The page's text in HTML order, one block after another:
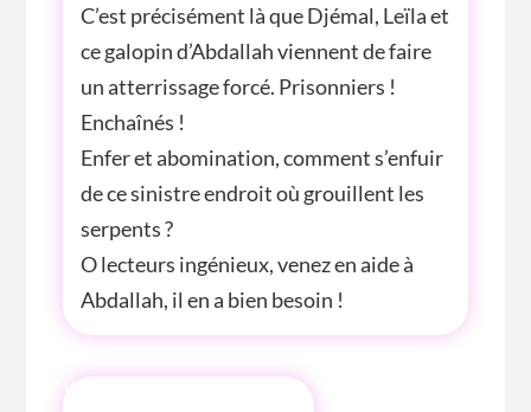
C’est précisément là que Djémal, Leïla et
ce galopin d’Abdallah viennent de faire
un atterrissage forcé. Prisonniers !
Enchaînés !
Enfer et abomination, comment s’enfuir
de ce sinistre endroit où grouillent les
serpents ?
O lecteurs ingénieux, venez en aide à
Abdallah, il en a bien besoin !
INFOS